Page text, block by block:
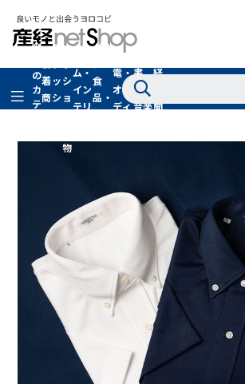
全
の
カ
テ
着
商
品
フ
ッ
シ
ョ
フ
ァ
シ
ョ
ン
物
ム・
イン
テリ
グル
食
品・
ドリ
家
電・
オー
ディ
書
籍・
音楽
経
聞